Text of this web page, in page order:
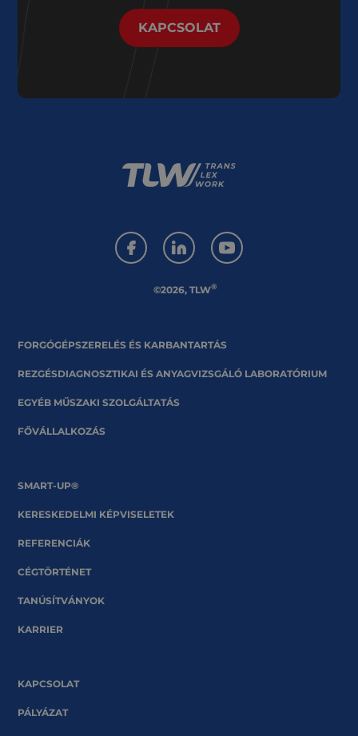
KAPCSOLAT
©2026, TLW®
FORGÓGÉPSZERELÉS ÉS KARBANTARTÁS
REZGÉSDIAGNOSZTIKAI ÉS ANYAGVIZSGÁLÓ LABORATÓRIUM
EGYÉB MŰSZAKI SZOLGÁLTATÁS
FŐVÁLLALKOZÁS
SMART-UP®
KERESKEDELMI KÉPVISELETEK
REFERENCIÁK
CÉGTÖRTÉNET
TANÚSÍTVÁNYOK
KARRIER
KAPCSOLAT
PÁLYÁZAT